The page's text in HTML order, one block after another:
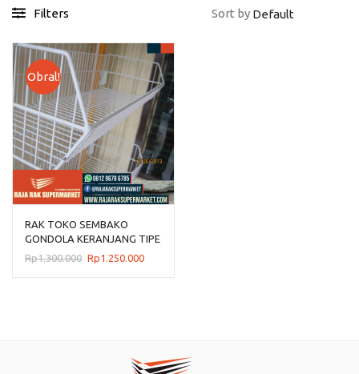
Filters Sort by
Obral!
RAK TOKO SEMBAKO
GONDOLA KERANJANG TIPE
RR-13 RAJARAK
Rp1.300.000 Harga
Rp1.250.000Harga